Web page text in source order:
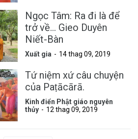
Ngọc Tâm: Ra đi là để
trở về... Gieo Duyên
Niết-Bàn
Xuất gia 14 thag 09, 2019
Tứ niệm xứ câu chuyện
của Paṭācārā.
Kinh điển Phật giáo nguyên
thủy
12 thag 09, 2019